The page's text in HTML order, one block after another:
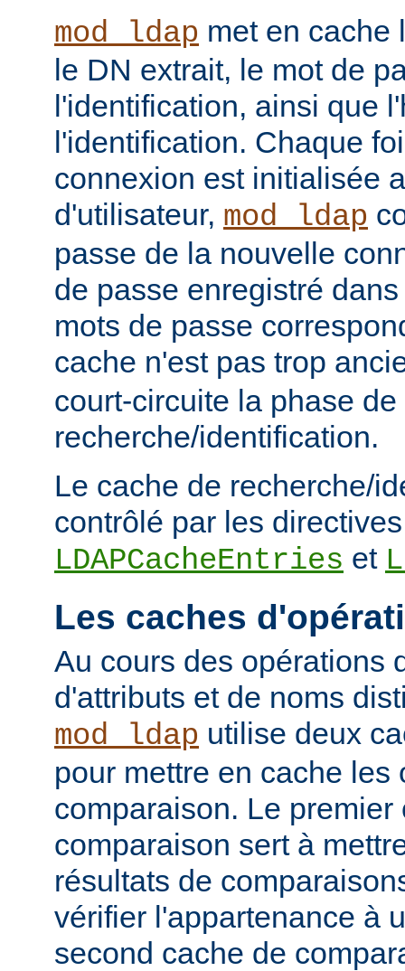
mod_ldap met en cache
le DN extrait, le mot de
l'identification, ainsi que
l'identification. Chaque
connexion est initialisée
d'utilisateur, mod_ldap
passe de la nouvelle
de passe enregistré
mots de passe
cache n'est pas trop
court-circuite la phase de
recherche/identification.
Le cache de recherche/
contrôlé par les directives
LDAPCacheEntries et
Les caches
Au cours des opérations
d'attributs et de noms
mod_ldap utilise deux
pour mettre en cache les
comparaison. Le premier
comparaison sert à
résultats de
vérifier l'appartenance à
second cache de